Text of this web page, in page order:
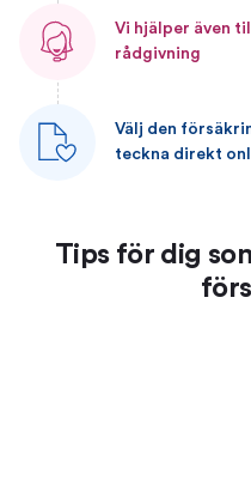
Vi hjälper även
rådgivning
Välj den
teckna direkt
Tips för dig